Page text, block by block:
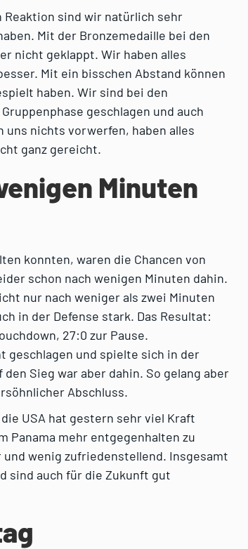
Reaktion sind wir natürlich sehr
Mit der Bronzemedaille bei den
nicht geklappt. Wir haben alles
Mit ein bisschen Abstand können
haben. Wir sind bei den
geschlagen und auch
uns nichts vorwerfen, haben alles
ganz gereicht.
Minuten
konnten, waren die Chancen von
schon nach wenigen Minuten dahin.
nur nach weniger als zwei Minuten
in der Defense stark. Das Resultat:
27:0 zur Pause.
geschlagen und spielte sich in der
Sieg war aber dahin. So gelang aber
Abschluss.
die USA hat gestern sehr viel Kraft
Panama mehr entgegenhalten zu
wenig zufriedenstellend. Insgesamt
sind auch für die Zukunft gut